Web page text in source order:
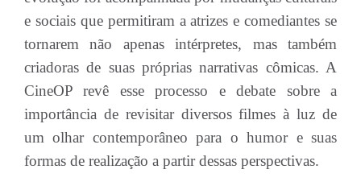
e sociais que permitiram a atrizes e comediantes se
tornarem não apenas intérpretes, mas também
criadoras de suas próprias narrativas cômicas. A
CineOP revê esse processo e debate sobre a
importância de revisitar diversos filmes à luz de
um olhar contemporâneo para o humor e suas
formas de realização a partir dessas perspectivas.